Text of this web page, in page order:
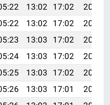
13:02 17:02
20:33
13:02 17:02
20:33
13:03 17:02
20:32
13:03 17:02
20:31
13:03 17:02
20:31
13:03 17:01
20:30